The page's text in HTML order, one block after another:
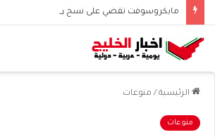
مايكروسوفت تقضي على نسخ ويندوز المقرصنة
الرئيسية / منوعات
منوعات